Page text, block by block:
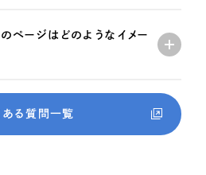
ページはどのようなイメー
ある質問一覧